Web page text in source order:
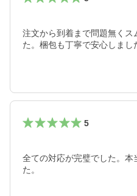
注文から到着まで問題無くス
5
全ての対応が完璧でした。本
た。